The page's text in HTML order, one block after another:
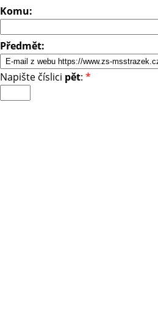
Komu:
Předmět:
Napište číslici pět: *